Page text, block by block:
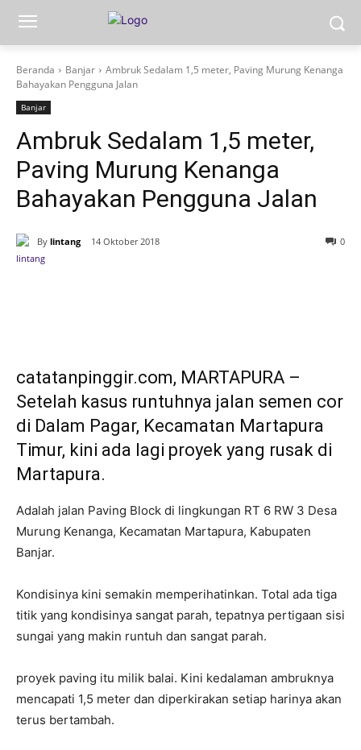
Beranda Banjar
Ambruk Sedalam 1,5 meter, Paving Murung Kenanga
Bahayakan Pengguna Jalan
Banjar
Ambruk Sedalam 1,5 meter,
Paving Murung Kenanga
Bahayakan Pengguna Jalan
By lintang 14 Oktober 2018 0
catatanpinggir.com, MARTAPURA –
Setelah kasus runtuhnya jalan semen cor
di Dalam Pagar, Kecamatan Martapura
Timur, kini ada lagi proyek yang rusak di
Martapura.
Adalah jalan Paving Block di lingkungan RT 6 RW 3 Desa
Murung Kenanga, Kecamatan Martapura, Kabupaten
Banjar.
Kondisinya kini semakin memperihatinkan. Total ada tiga
titik yang kondisinya sangat parah, tepatnya pertigaan sisi
sungai yang makin runtuh dan sangat parah.
proyek paving itu milik balai. Kini kedalaman ambruknya
mencapati 1,5 meter dan diperkirakan setiap harinya akan
terus bertambah.